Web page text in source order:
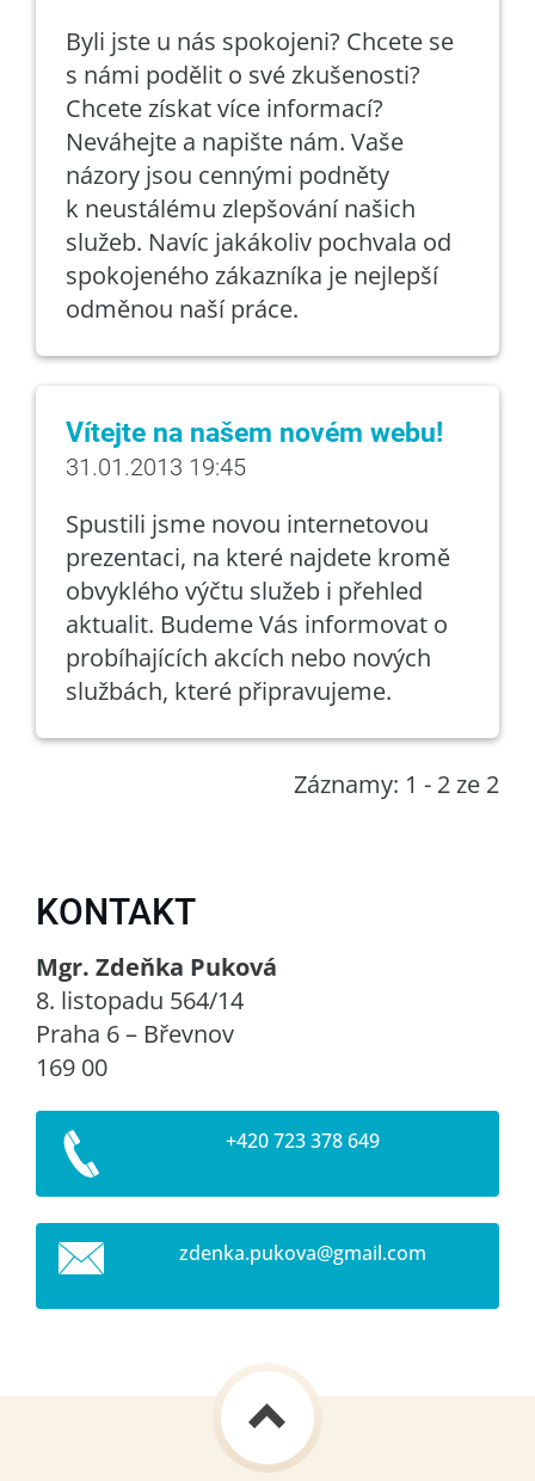
Byli jste u nás spokojeni? Chcete se
s námi podělit o své zkušenosti?
Chcete získat více informací?
Neváhejte a napište nám. Vaše
názory jsou cennými podněty
k neustálému zlepšování našich
služeb. Navíc jakákoliv pochvala od
spokojeného zákazníka je nejlepší
odměnou naší práce.
Vítejte na našem novém webu!
31.01.2013 19:45
Spustili jsme novou internetovou
prezentaci, na které najdete kromě
obvyklého výčtu služeb i přehled
aktualit. Budeme Vás informovat o
probíhajících akcích nebo nových
službách, které připravujeme.
Záznamy: 1 - 2 ze 2
KONTAKT
Mgr. Zdeňka Puková
8. listopadu 564/14
Praha 6 – Břevnov
169 00
+420 723 378 649
zdenka.pukova@gmail.com